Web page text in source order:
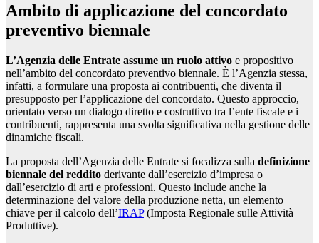
Ambito di applicazione del concordato
preventivo biennale
L’Agenzia delle Entrate assume un ruolo attivo e propositivo
nell’ambito del concordato preventivo biennale. È l’Agenzia stessa,
infatti, a formulare una proposta ai contribuenti, che diventa il
presupposto per l’applicazione del concordato. Questo approccio,
orientato verso un dialogo diretto e costruttivo tra l’ente fiscale e i
contribuenti, rappresenta una svolta significativa nella gestione delle
dinamiche fiscali.
La proposta dell’Agenzia delle Entrate si focalizza sulla definizione
biennale del reddito derivante dall’esercizio d’impresa o
dall’esercizio di arti e professioni. Questo include anche la
determinazione del valore della produzione netta, un elemento
chiave per il calcolo dell’IRAP(Imposta Regionale sulle Attività
Produttive).